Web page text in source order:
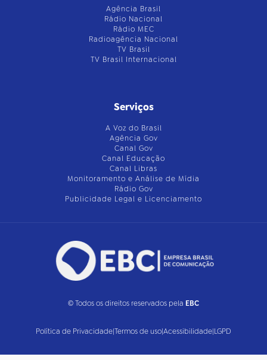
Agência Brasil
Rádio Nacional
Rádio MEC
Radioagência Nacional
TV Brasil
TV Brasil Internacional
Serviços
A Voz do Brasil
Agência Gov
Canal Gov
Canal Educação
Canal Libras
Monitoramento e Análise de Mídia
Rádio Gov
Publicidade Legal e Licenciamento
© Todos os direitos reservados pela EBC
Política de Privacidade|Termos de uso|Acessibilidade|LGPD